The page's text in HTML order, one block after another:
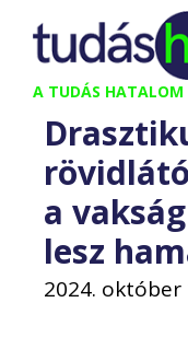
Kilépés
tartalomba
A TUDÁS HATALOM
a
lesz
2024. október